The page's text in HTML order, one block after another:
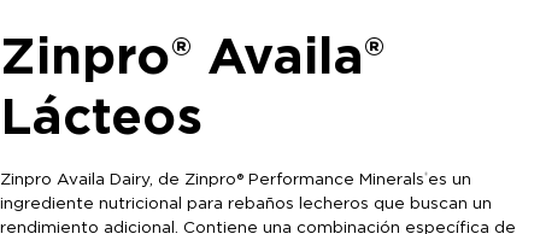
Zinpro® Availa®
Lácteos
Zinpro Availa Dairy, de Zinpro® Performance Minerals®es un
ingrediente nutricional para rebaños lecheros que buscan un
rendimiento adicional. Contiene una combinación específica de